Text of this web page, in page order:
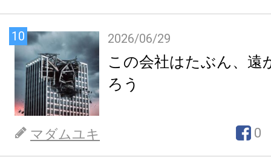
10 2026/06/29
この会社はたぶん、遠
ろう
マダムユキ 0